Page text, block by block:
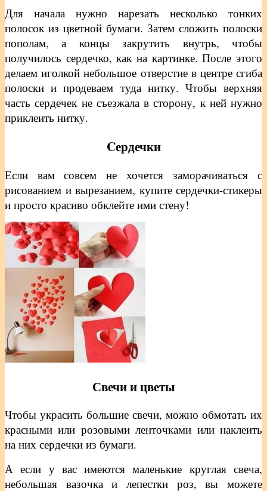
Для начала нужно нарезать несколько тонких
полосок из цветной бумаги. Затем сложить полоски
пополам, а концы закрутить внутрь, чтобы
получилось сердечко, как на картинке. После этого
делаем иголкой небольшое отверстие в центре сгиба
полоски и продеваем туда нитку. Чтобы верхняя
часть сердечек не съезжала в сторону, к ней нужно
приклеить нитку.
Cердечки
Если вам совсем не хочется заморачиваться с
рисованием и вырезанием, купите сердечки-стикеры
и просто красиво обклейте ими стену!
Свечи и цветы
Чтобы украсить большие свечи, можно обмотать их
красными или розовыми ленточками или наклеить
на них сердечки из бумаги.
А если у вас имеются маленькие круглая свеча,
небольшая вазочка и лепестки роз, вы можете